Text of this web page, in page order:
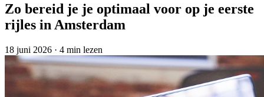
Zo bereid je je optimaal voor op je eerste
rijles in Amsterdam
18 juni 2026 · 4 min lezen